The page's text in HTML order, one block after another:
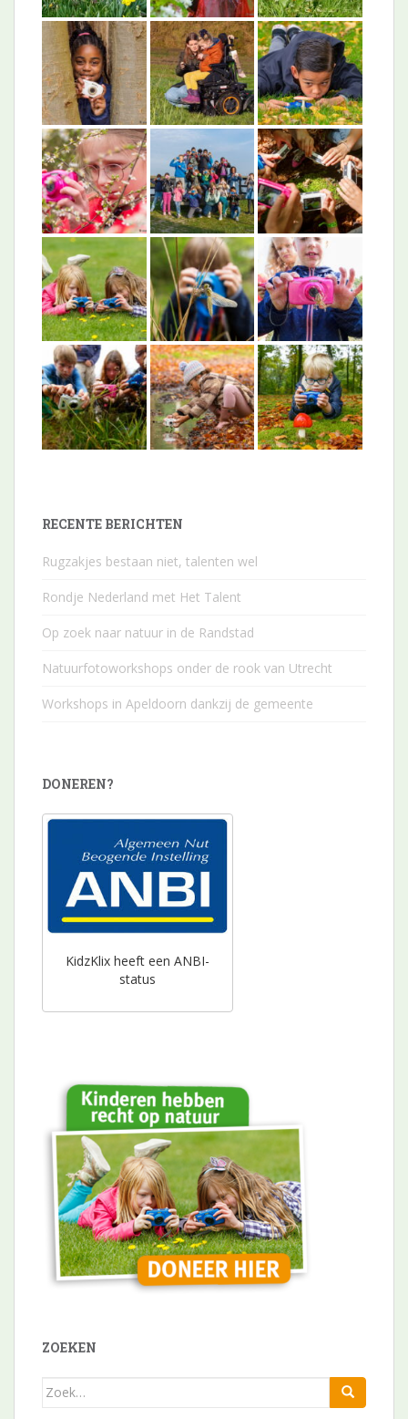
RECENTE BERICHTEN
Rugzakjes bestaan niet, talenten wel
Rondje Nederland met Het Talent
Op zoek naar natuur in de Randstad
Natuurfotoworkshops onder de rook van Utrecht
Workshops in Apeldoorn dankzij de gemeente
DONEREN?
KidzKlix heeft een ANBI-
status
ZOEKEN
Zoek